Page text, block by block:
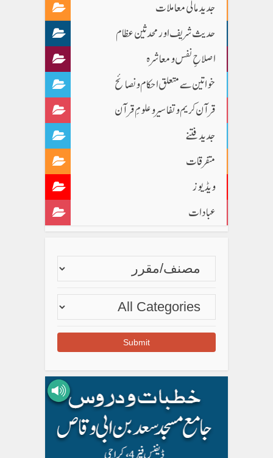
جدید مالی معاملات
حدیث شریف اور محدثین عظام
اصلاحِ نفس و معاشرہ
خواتین سے متعلق احکام و نصائح
قرآن کریم و تفاسیر و علومِ قرآن
جدید فتنے
متفرقات
ویڈیوز
عبادات